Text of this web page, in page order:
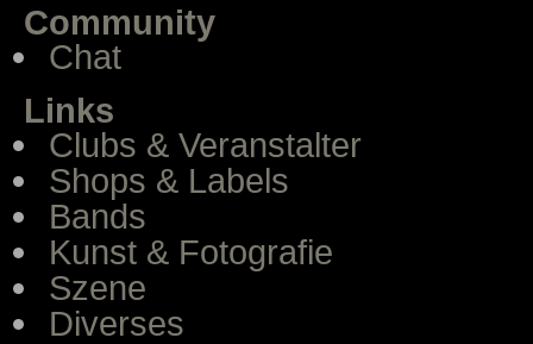
Community
Chat
Links
Clubs & Veranstalter
Shops & Labels
Bands
Kunst & Fotografie
Szene
Diverses